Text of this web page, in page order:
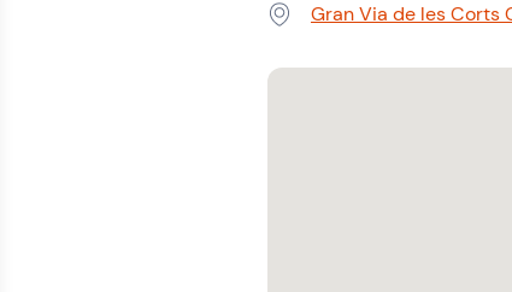
Dirección:Gran Via de les Corts